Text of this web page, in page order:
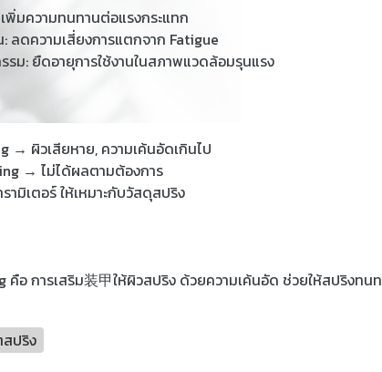
พิ่มความทนทานต่อแรงกระแทก
: ลดความเสี่ยงการแตกจาก Fatigue
รม: ยืดอายุการใช้งานในสภาพแวดล้อมรุนแรง
→ ผิวเสียหาย, ความเค้นอัดเกินไป
→ ไม่ได้ผลตามต้องการ
ามิเตอร์ ให้เหมาะกับวัสดุสปริง
คือ การเสริม装甲ให้ผิวสปริง ด้วยความเค้นอัด ช่วยให้สปริงท
ปริง